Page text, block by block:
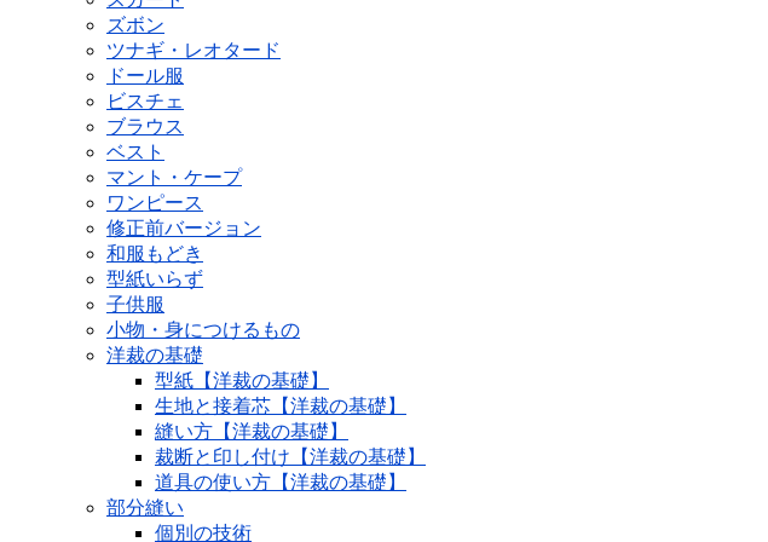
ズボン
ツナギ・レオタード
ドール服
ビスチェ
ブラウス
ベスト
マント・ケープ
ワンピース
修正前バージョン
和服もどき
型紙いらず
子供服
小物・身につけるもの
洋裁の基礎
型紙【洋裁の基礎】
生地と接着芯【洋裁の基礎】
縫い方【洋裁の基礎】
裁断と印し付け【洋裁の基礎】
道具の使い方【洋裁の基礎】
部分縫い
個別の技術